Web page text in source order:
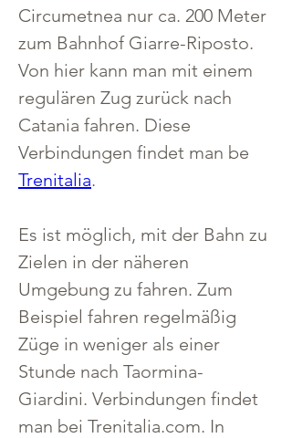
Circumetnea nur ca. 200 Meter
zum Bahnhof Giarre-Riposto.
Von hier kann man mit einem
regulären Zug zurück nach
Catania fahren. Diese
Verbindungen findet man be
Trenitalia.
Es ist möglich, mit der Bahn zu
Zielen in der näheren
Umgebung zu fahren. Zum
Beispiel fahren regelmäßig
Züge in weniger als einer
Stunde nach Taormina-
Giardini. Verbindungen findet
man bei Trenitalia.com. In